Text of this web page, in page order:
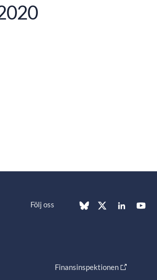
Följ oss
Finansinspektionen